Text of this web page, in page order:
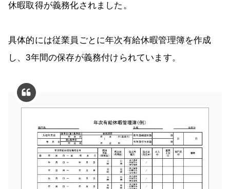
休暇取得が義務化されました。
具体的には従業員ごとに年次有給休暇管理簿を作成
し、3年間の保存が義務付けられています。